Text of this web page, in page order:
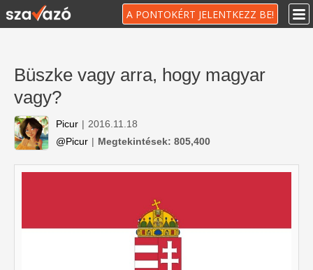
A PONTOKÉRT JELENTKEZZ BE!
Büszke vagy arra, hogy magyar
vagy?
Picur | 2016.11.18
@Picur | Megtekintések: 805,400